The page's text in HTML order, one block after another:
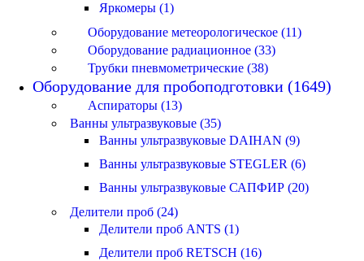
Яркомеры (1)
Оборудование метеорологическое (11)
Оборудование радиационное (33)
Трубки пневмометрические (38)
Оборудование для пробоподготовки (1649)
Аспираторы (13)
Ванны ультразвуковые (35)
Ванны ультразвуковые DAIHAN (9)
Ванны ультразвуковые STEGLER (6)
Ванны ультразвуковые САПФИР (20)
Делители проб (24)
Делители проб ANTS (1)
Делители проб RETSCH (16)